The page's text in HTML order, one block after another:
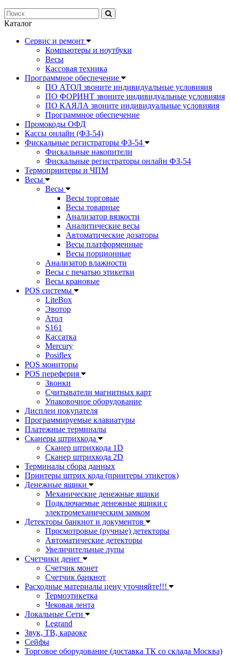
Каталог
Сервис и ремонт
Компьютеры и ноутбуки
Весы
Кассовая техника
Программное обеспечение
ПО АТОЛ звоните индивидуальные условияия
ПО ФОРИНТ звоните индивидуальные условияия
ПО КАЯЛА звоните индивидуальные условияия
Программное обеспечение
Промокоды ОФД
Кассы онлайн (ФЗ-54)
Фискальные регистраторы ФЗ-54
Фискальные накопители
Фискальные регистраторы онлайн ФЗ-54
Термопринтеры и ЧПМ
Весы
Весы
Весы торговые
Весы товарные
Анализатор вязкости
Аналитические весы
Автоматические дозаторы
Весы платформенные
Весы порционные
Анализатор влажности
Весы с печатью этикетки
Весы крановые
POS системы
LiteBox
Эвотор
Атол
S161
Кассатка
Mercury
Posiflex
POS мониторы
POS переферия
Звонки
Считыватели магнитных карт
Упаковочное оборудование
Дисплеи покупателя
Программируемые клавиатуры
Платежные терминалы
Сканеры штрихкода
Сканер штрихкода 1D
Сканер штрихкода 2D
Терминалы сбора данных
Принтеры штрих кода (принтеры этикеток)
Денежные ящики
Механические денежные ящики
Подключаемые денежные ящики с
электромеханическим замком
Детекторы банкнот и документов
Просмотровые (ручные) детекторы
Автоматические детекторы
Увеличительные лупы
Счетчики денег
Счетчик монет
Счетчик банкнот
Расходные материалы цену уточняйте!!!
Термоэтикетка
Чековая лента
Локальные Сети
Legrand
Звук, ТВ, караоке
Сейфы
Торговое оборудование (доставка ТК со склада Москва)